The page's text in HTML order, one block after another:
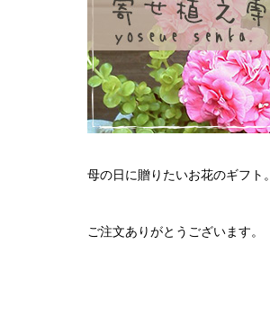
母の日に贈りたいお花のギフト。
ご注文ありがとうございます。